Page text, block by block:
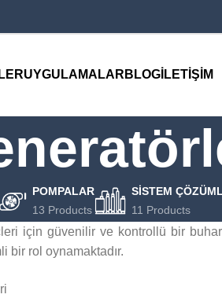
UYGULAMALAR BLOG İLETIŞIM
POMPALAR
13 Products
SISTEM
11 Products
için güvenilir ve kontrollü bir
bir rol oynamaktadır.